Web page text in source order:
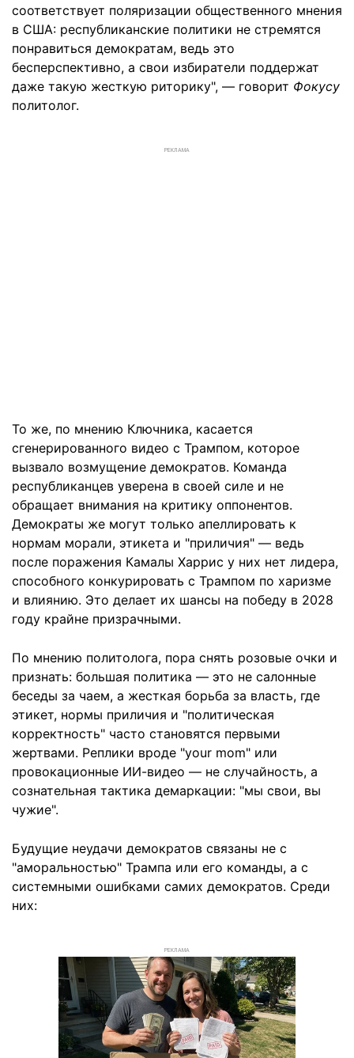
соответствует поляризации общественного мнения
в США: республиканские политики не стремятся
понравиться демократам, ведь это
бесперспективно, а свои избиратели поддержат
даже такую жесткую риторику", — говорит Фокусу
политолог.
РЕКЛАМА
То же, по мнению Ключника, касается
сгенерированного видео с Трампом, которое
вызвало возмущение демократов. Команда
республиканцев уверена в своей силе и не
обращает внимания на критику оппонентов.
Демократы же могут только апеллировать к
нормам морали, этикета и "приличия" — ведь
после поражения Камалы Харрис у них нет лидера,
способного конкурировать с Трампом по харизме
и влиянию. Это делает их шансы на победу в 2028
году крайне призрачными.
По мнению политолога, пора снять розовые очки и
признать: большая политика — это не салонные
беседы за чаем, а жесткая борьба за власть, где
этикет, нормы приличия и "политическая
корректность" часто становятся первыми
жертвами. Реплики вроде "your mom" или
провокационные ИИ-видео — не случайность, а
сознательная тактика демаркации: "мы свои, вы
чужие".
Будущие неудачи демократов связаны не с
"аморальностью" Трампа или его команды, а с
системными ошибками самих демократов. Среди
них:
РЕКЛАМА